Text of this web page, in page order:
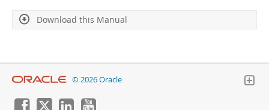
Download this Manual
© 2026 Oracle